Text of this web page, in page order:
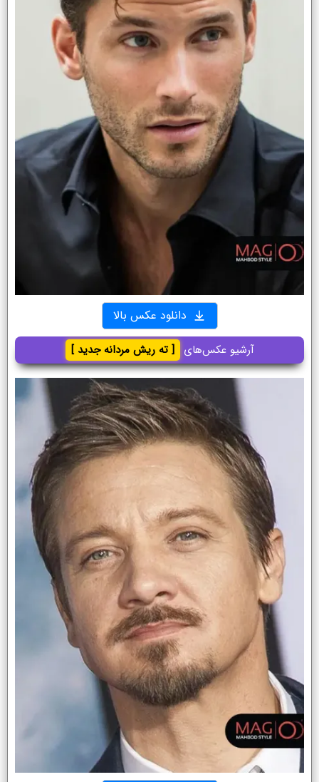
دانلود عکس بالا
آرشیو عکس‌های [ ته ریش مردانه جدید ]